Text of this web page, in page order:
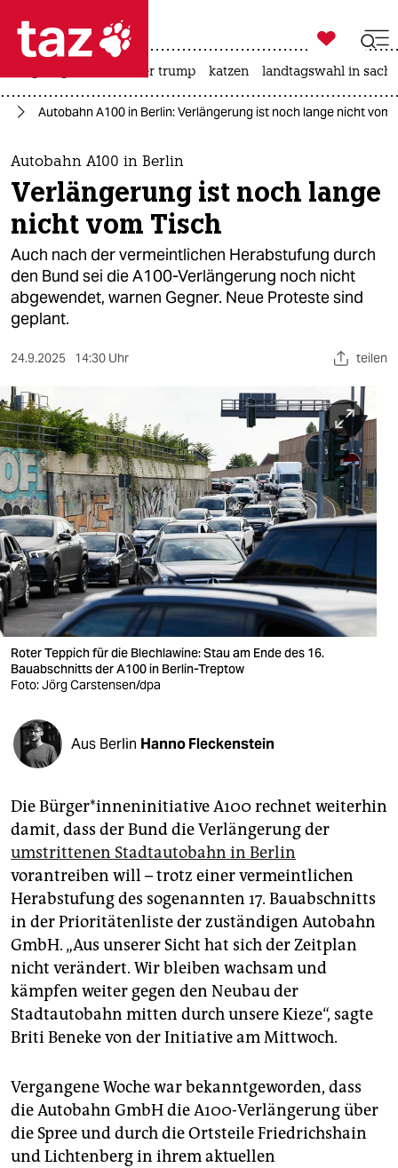
 taz zahl ich
taz zahl ich
themen
politik
öko
gesellschaft
kultur
sport
berlin
nord
wahrheit
verlag
verlag
veranstaltungen
shop
fragen & hilfe
unterstützen
abo
genossenschaft
epaper login

taz zahl ich
usa unter trump katzen landtagswahl in
Autobahn A100 in Berlin: Verlängerung ist noch lange nicht vom
Autobahn A100 in Berlin
Verlängerung ist noch lange
nicht vom Tisch
Auch nach der vermeintlichen Herabstufung durch
den Bund sei die A100-Verlängerung noch nicht
abgewendet, warnen Gegner. Neue Proteste sind
geplant.
24.9.2025 14:30 Uhr teilen
Roter Teppich für die Blechlawine: Stau am Ende des 16.
Bauabschnitts der A100 in Berlin-Treptow
Foto: Jörg Carstensen/dpa
Aus Berlin Hanno Fleckenstein
Die Bür­ge­r*in­nen­in­itia­ti­ve A100 rechnet weiterhin
damit, dass der Bund die Verlängerung der
umstrittenen Stadtautobahn in Berlin
vorantreiben will – trotz einer vermeintlichen
Herabstufung des sogenannten 17. Bauabschnitts
in der Prioritätenliste der zuständigen Autobahn
GmbH. „Aus unserer Sicht hat sich der Zeitplan
nicht verändert. Wir bleiben wachsam und
kämpfen weiter gegen den Neubau der
Stadtautobahn mitten durch unsere Kieze“, sagte
Briti Beneke von der Initiative am Mittwoch.
Vergangene Woche war bekanntgeworden, dass
die Autobahn GmbH die A100-Verlängerung über
die Spree und durch die Ortsteile Friedrichshain
und Lichtenberg in ihrem aktuellen